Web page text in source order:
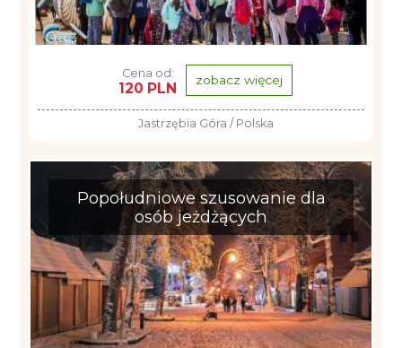
Cena od:
120 PLN zobacz więcej
Jastrzębia Góra / Polska
Popołudniowe szusowanie dla
osób jeżdżących